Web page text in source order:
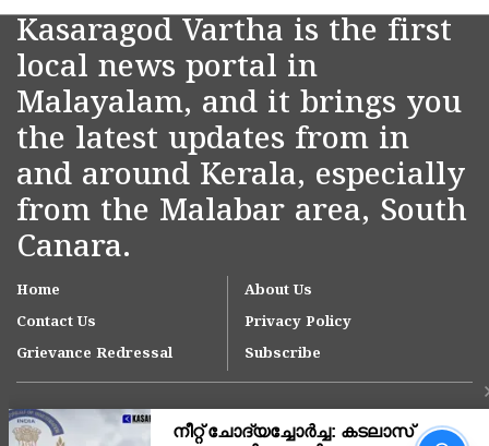
Kasaragod Vartha is the first
local news portal in
Malayalam, and it brings you
the latest updates from in
and around Kerala, especially
from the Malabar area, South
Canara.
Home
About Us
Contact Us
Privacy Policy
Grievance Redressal
Subscribe